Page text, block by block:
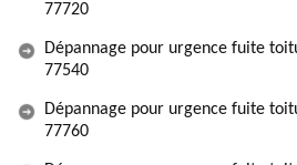
77720
Dépannage pour urgence fuite
77540
Dépannage pour urgence fuite
77760